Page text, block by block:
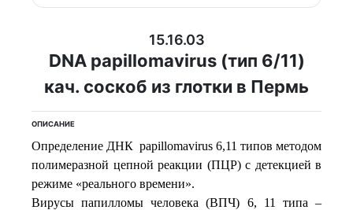
15.16.03
DNA papillomavirus (тип 6/11)
кач. соскоб из глотки в Пермь
ОПИСАНИЕ
Определение ДНК papillomavirus 6,11 типов методом
полимеразной цепной реакции (ПЦР) с детекцией в
режиме «реального времени».
Вирусы папилломы человека (ВПЧ) 6, 11 типа –